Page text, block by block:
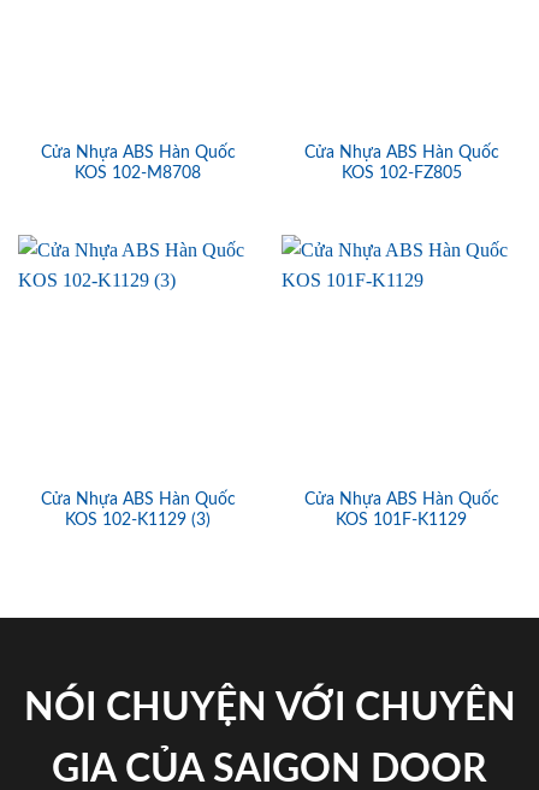
Cửa Nhựa ABS Hàn Quốc
KOS 102-M8708
Cửa Nhựa ABS Hàn Quốc
KOS 102-FZ805
Cửa Nhựa ABS Hàn Quốc
KOS 102-K1129 (3)
Cửa Nhựa ABS Hàn Quốc
KOS 101F-K1129
NÓI CHUYỆN VỚI CHUYÊN
GIA CỦA SAIGON DOOR